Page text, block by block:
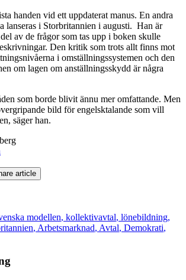
handen vid ett uppdaterat manus. En andra
lanseras i Storbritannien i augusti. Han är
av de frågor som tas upp i boken skulle
Den kritik som trots allt finns mot
i omställningssystemen och den
om lagen om anställningsskydd är några
som borde blivit ännu mer omfattande. Men
bild för engelsktalande som vill
säger han.
modellen, kollektivavtal, lönebildning,
, Arbetsmarknad, Avtal, Demokrati,